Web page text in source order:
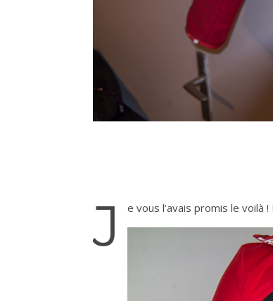
J e vous l’avais promis le voilà